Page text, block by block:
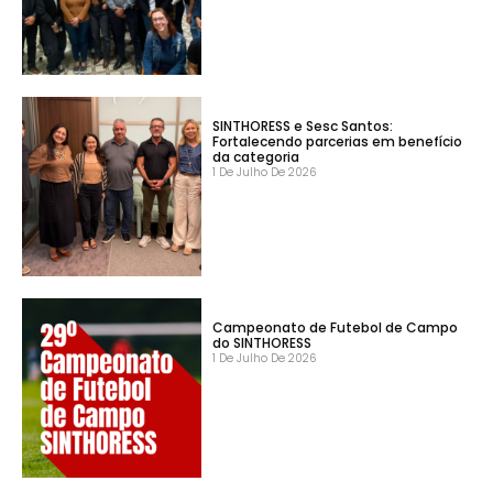
SINTHORESS e Sesc Santos:
Fortalecendo parcerias em benefício
da categoria
1 De Julho De 2026
Campeonato de Futebol de Campo
do SINTHORESS
1 De Julho De 2026